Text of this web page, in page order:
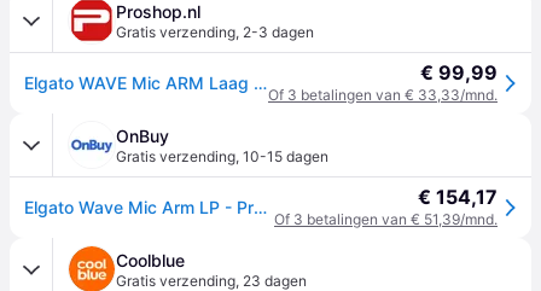
Proshop.nl
Gratis verzending, 2-3 dagen
Elgato WAVE Mic ARM Laag profiel € 99,99
Of 3 betalingen van € 33,33/mnd.
OnBuy
Gratis verzending, 10-15 dagen
Elgato Wave Mic Arm LP - Premium laag profiel microfoonarm met kabelbeheerkanalen Bureauklem Veelzijdige montage en volledig verstelbaar - voor p € 154,17
Of 3 betalingen van € 51,39/mnd.
Coolblue
Gratis verzending, 23 dagen